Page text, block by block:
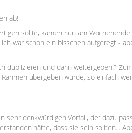
ab!
sollte, kamen nun am
war schon ein bisschen aufgeregt -
duplizieren und dann weitergeben!?
übergeben wurde, so einfach
sehr denkwürdigen Vorfall, der dazu
hätte, dass sie sein sollten...